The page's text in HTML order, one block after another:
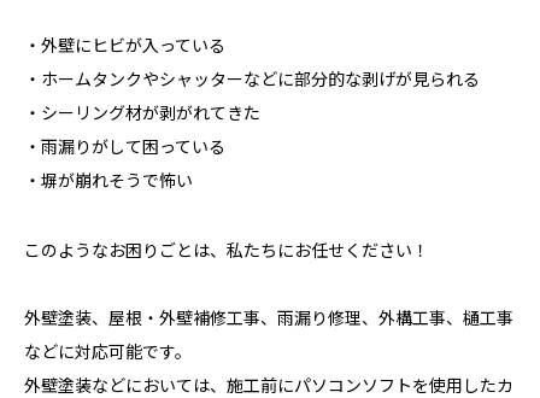
・外壁にヒビが入っている
・ホームタンクやシャッターなどに部分的な剥げが見られる
・シーリング材が剥がれてきた
・雨漏りがして困っている
・塀が崩れそうで怖い
このようなお困りごとは、私たちにお任せください！
外壁塗装、屋根・外壁補修工事、雨漏り修理、外構工事、樋工事
などに対応可能です。
外壁塗装などにおいては、施工前にパソコンソフトを使用したカ